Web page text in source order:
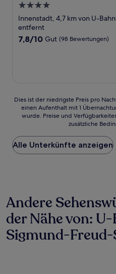
4.0-
Sterne-
Unterkunft
Innenstadt, 4,7 km von U-
entfernt
7.8
7,8/10 Gut (98 Bewertungen)
Dies
der
Preis
pro
Nacht,
24 Stunden
für
einen
mit
Dies ist der niedrigste Preis pro
einen Aufenthalt mit 1
wurde. Preise und
zusätzliche
Alle Unterkünfte anzeigen
Andere
der Nähe von:
Sigmund-